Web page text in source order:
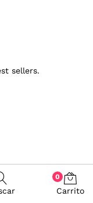
sellers.
0
Carrito